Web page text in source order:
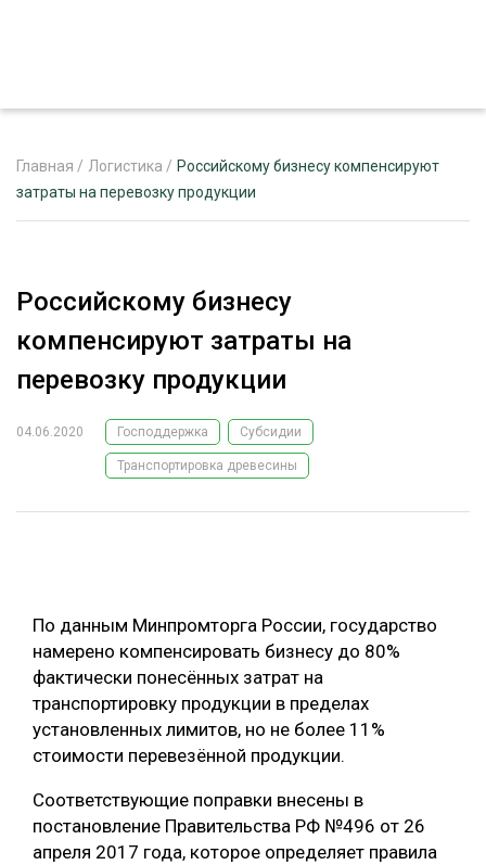
РЕКЛАМОДАТЕЛЯМ
ЛЕСНОЕ ХОЗЯЙСТВО
ЛЕСОЗАГОТОВКА
ОБРАБОТКА ДРЕВЕСИНЫ
ЛЕСОВОССТАНОВЛЕНИЕ И ЗАЩИТА
ЛОГИСТИКА
ПРОИЗВОДСТВО ДРЕВЕСНЫХ ПЛИТ
ЦБП
КОМПЛЕКСНАЯ ПЕРЕРАБОТКА
ЛЕСОПИЛЕНИЕ
ТЕМАТИЧЕСКИЕ ПРОЕКТЫ
ЭКСПЕРТНОЕ МНЕНИЕ
Главная / Логистика / Российскому бизнесу компенсируют
затраты на перевозку продукции
Российскому бизнесу
компенсируют затраты на
перевозку продукции
04.06.2020 Господдержка Субсидии
Транспортировка древесины
По данным Минпромторга России, государство
намерено компенсировать бизнесу до 80%
фактически понесённых затрат на
транспортировку продукции в пределах
установленных лимитов, но не более 11%
стоимости перевезённой продукции.
Соответствующие поправки внесены в
постановление Правительства РФ №496 от 26
апреля 2017 года, которое определяет правила